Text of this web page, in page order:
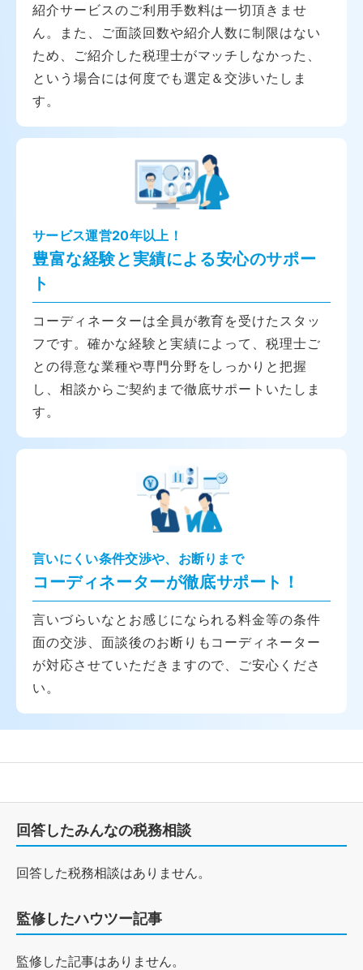
紹介サービスのご利用手数料は一切頂きませ
ん。また、ご面談回数や紹介人数に制限はない
ため、ご紹介した税理士がマッチしなかった、
という場合には何度でも選定＆交渉いたしま
す。
サービス運営20年以上！
豊富な経験と実績による安心のサポー
ト
コーディネーターは全員が教育を受けたスタッ
フです。確かな経験と実績によって、税理士ご
との得意な業種や専門分野をしっかりと把握
し、相談からご契約まで徹底サポートいたしま
す。
言いにくい条件交渉や、お断りまで
コーディネーターが徹底サポート！
言いづらいなとお感じになられる料金等の条件
面の交渉、面談後のお断りもコーディネーター
が対応させていただきますので、ご安心くださ
い。
回答したみんなの税務相談
回答した税務相談はありません。
監修したハウツー記事
監修した記事はありません。